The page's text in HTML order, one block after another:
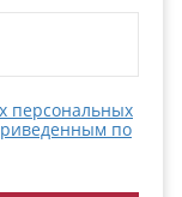
персональных
по